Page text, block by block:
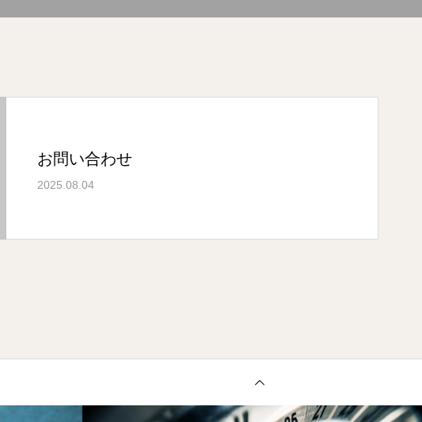
お問い合わせ
2025.08.04